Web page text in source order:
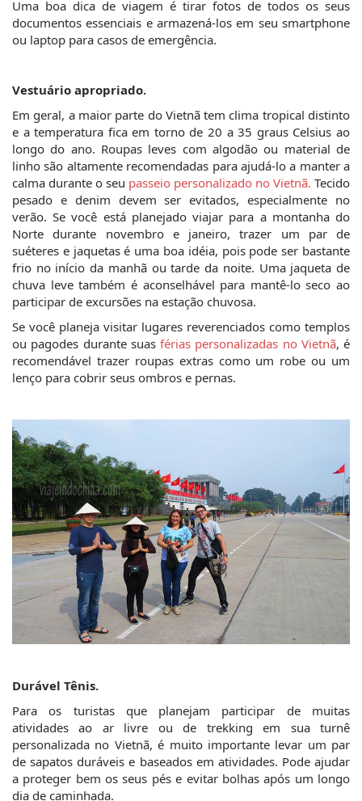
Uma boa dica de viagem é tirar fotos de todos os seus
documentos essenciais e armazená-los em seu smartphone
ou laptop para casos de emergência.
Vestuário apropriado.
Em geral, a maior parte do Vietnã tem clima tropical distinto
e a temperatura fica em torno de 20 a 35 graus Celsius ao
longo do ano. Roupas leves com algodão ou material de
linho são altamente recomendadas para ajudá-lo a manter a
calma durante o seu passeio personalizado no Vietnã. Tecido
pesado e denim devem ser evitados, especialmente no
verão. Se você está planejado viajar para a montanha do
Norte durante novembro e janeiro, trazer um par de
suéteres e jaquetas é uma boa idéia, pois pode ser bastante
frio no início da manhã ou tarde da noite. Uma jaqueta de
chuva leve também é aconselhável para mantê-lo seco ao
participar de excursões na estação chuvosa.
Se você planeja visitar lugares reverenciados como templos
ou pagodes durante suas férias personalizadas no Vietnã, é
recomendável trazer roupas extras como um robe ou um
lenço para cobrir seus ombros e pernas.
Durável Tênis.
Para os turistas que planejam participar de muitas
atividades ao ar livre ou de trekking em sua turnê
personalizada no Vietnã, é muito importante levar um par
de sapatos duráveis e baseados em atividades. Pode ajudar
a proteger bem os seus pés e evitar bolhas após um longo
dia de caminhada.